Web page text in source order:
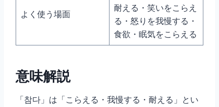
よく使う場面
耐える・笑いをこらえ
る・怒りを我慢する・
食欲・眠気をこらえる
意味解説
「참다」は「こらえる・我慢する・耐える」とい